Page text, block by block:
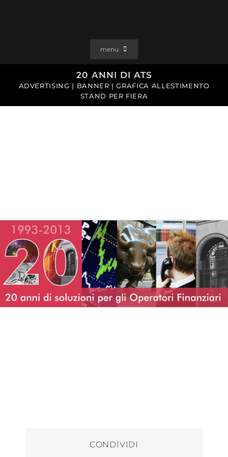
menu
PORTFOLIO
SOLUZIONI WEB
20 ANNI DI ATS
ADVERTISING | BANNER | GRAFICA ALLESTIMENTO
STAND PER FIERA
CONDIVIDI